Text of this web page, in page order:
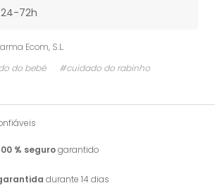
72h
Ecom, S.L.
do bebé
#cuidado do rabinho
% segurogarantido
durante 14 dias